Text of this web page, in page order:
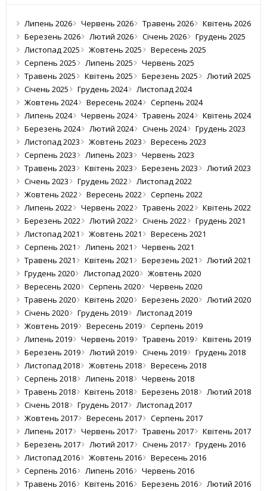
Липень 2026 Червень 2026 Травень 2026
Квітень 2026
Березень 2026
Лютий 2026 Січень 2026
Грудень 2025
Листопад 2025
Жовтень 2025
Вересень 2025
Серпень 2025
Липень 2025
Червень 2025
Травень 2025
Квітень 2025 Березень 2025
Лютий 2025
Січень 2025
Грудень 2024
Листопад 2024
Жовтень 2024
Вересень 2024
Серпень 2024
Липень 2024
Червень 2024 Травень 2024
Квітень 2024
Березень 2024
Лютий 2024 Січень 2024
Грудень 2023
Листопад 2023
Жовтень 2023
Вересень 2023
Серпень 2023
Липень 2023
Червень 2023
Травень 2023
Квітень 2023 Березень 2023
Лютий 2023
Січень 2023
Грудень 2022
Листопад 2022
Жовтень 2022
Вересень 2022
Серпень 2022
Липень 2022
Червень 2022 Травень 2022
Квітень 2022
Березень 2022
Лютий 2022 Січень 2022
Грудень 2021
Листопад 2021
Жовтень 2021
Вересень 2021
Серпень 2021
Липень 2021
Червень 2021
Травень 2021
Квітень 2021 Березень 2021
Лютий 2021
Грудень 2020
Листопад 2020
Жовтень 2020
Вересень 2020
Серпень 2020
Червень 2020
Травень 2020
Квітень 2020 Березень 2020
Лютий 2020
Січень 2020
Грудень 2019
Листопад 2019
Жовтень 2019
Вересень 2019
Серпень 2019
Липень 2019
Червень 2019 Травень 2019
Квітень 2019
Березень 2019
Лютий 2019 Січень 2019
Грудень 2018
Листопад 2018
Жовтень 2018
Вересень 2018
Серпень 2018
Липень 2018
Червень 2018
Травень 2018
Квітень 2018 Березень 2018
Лютий 2018
Січень 2018
Грудень 2017
Листопад 2017
Жовтень 2017
Вересень 2017
Серпень 2017
Липень 2017
Червень 2017 Травень 2017
Квітень 2017
Березень 2017
Лютий 2017 Січень 2017
Грудень 2016
Листопад 2016
Жовтень 2016
Вересень 2016
Серпень 2016
Липень 2016
Червень 2016
Травень 2016
Квітень 2016 Березень 2016
Лютий 2016